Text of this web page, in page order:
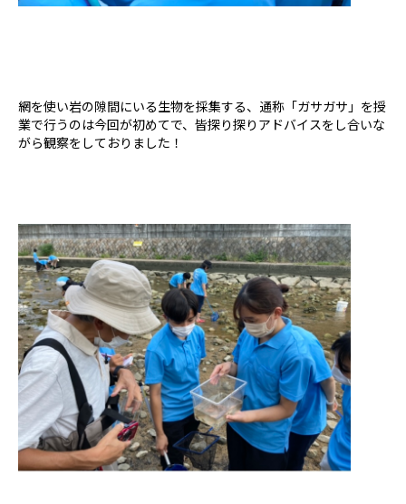
網を使い岩の隙間にいる生物を採集する、通称「ガサガサ」を授
業で行うのは今回が初めてで、皆探り探りアドバイスをし合いな
がら観察をしておりま した！